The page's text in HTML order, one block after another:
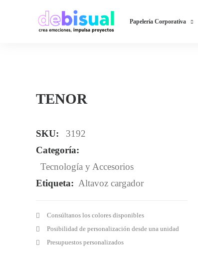
Papelería Corporativa
TENOR
SKU:
3192
Categoría:
Tecnología y Accesorios
Etiqueta: Altavoz cargador
Consúltanos los colores disponibles
Posibilidad de personalización desde una unidad
Presupuestos personalizados